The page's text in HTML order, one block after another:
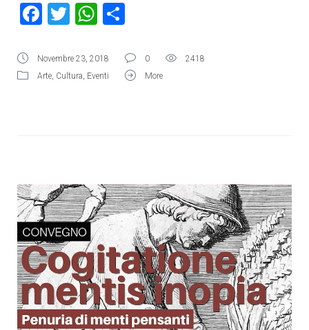
Facebook
TwitterWhatsApp
Novembre 23, 2018 0
2418
Arte, Cultura, Eventi More